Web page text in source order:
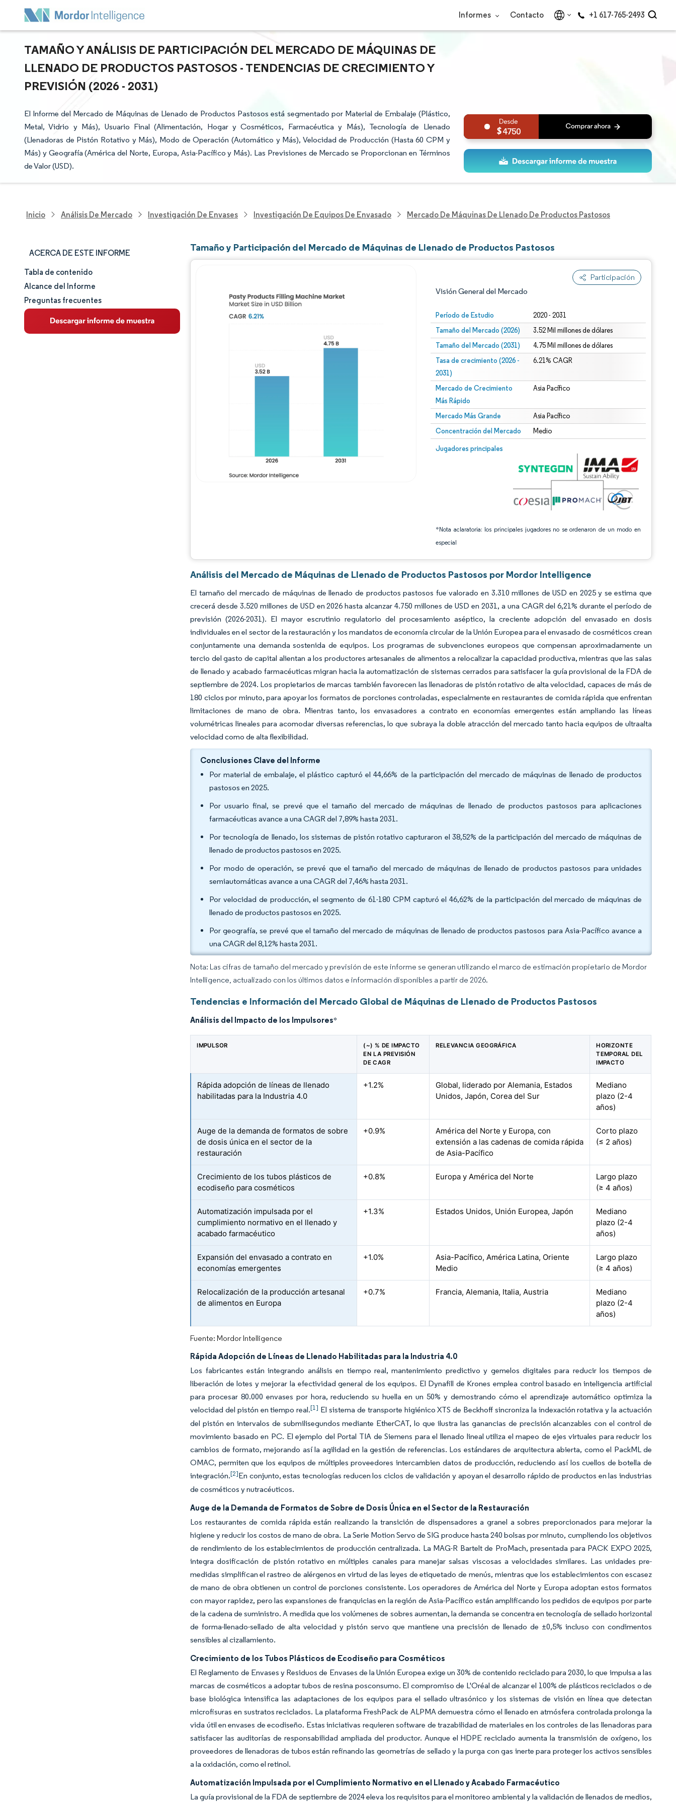
Informes Contacto +1 617-765-2493
TAMAÑO Y ANÁLISIS DE PARTICIPACIÓN DEL MERCADO DE MÁQUINAS DE
LLENADO DE PRODUCTOS PASTOSOS - TENDENCIAS DE CRECIMIENTO Y
PREVISIÓN (2026 - 2031)
El Informe del Mercado de Máquinas de Llenado de Productos Pastosos está segmentado por Material de Embalaje (Plástico,
Metal, Vidrio y Más), Usuario Final (Alimentación, Hogar y Cosméticos, Farmacéutica y Más), Tecnología de Llenado
(Llenadoras de Pistón Rotativo y Más), Modo de Operación (Automático y Más), Velocidad de Producción (Hasta 60 CPM y
Más) y Geografía (América del Norte, Europa, Asia-Pacífico y Más). Las Previsiones de Mercado se Proporcionan en Términos
de Valor (USD).
4750
Inicio Análisis De Mercado Investigación De Envases Investigación De Equipos De Envasado Mercado De Máquinas De Llenado De Productos Pastosos
ACERCA DE ESTE INFORME
Tamaño y cuota de mercado
Análisis de mercado
Tendencias e ideas
Tabla de contenido
Alcance del Informe
Preguntas frecuentes
Tamaño y Participación del Mercado de Máquinas de Llenado de Productos Pastosos
Participación
Visión General del Mercado
Período de Estudio 2020 - 2031
Tamaño del Mercado (2026) 3.52 Mil millones de dólares
Tamaño del Mercado (2031) 4.75 Mil millones de dólares
Tasa de crecimiento (2026 -
2031)
6.21% CAGR
Mercado de Crecimiento
Más Rápido
Asia Pacífico
Mercado Más Grande Asia Pacífico
Concentración del Mercado Medio
Jugadores principales
*Nota aclaratoria: los principales jugadores no se ordenaron de un modo en
especial
Imagen © Mordor Intelligence. El uso requiere atribución según CC BY 4.0.
Imagen © Mordor Intelligence. El uso requiere atribución según CC BY 4.0.
Análisis del Mercado de Máquinas de Llenado de Productos Pastosos por Mordor Intelligence
El tamaño del mercado de máquinas de llenado de productos pastosos fue valorado en 3.310 millones de USD en 2025 y se estima que
crecerá desde 3.520 millones de USD en 2026 hasta alcanzar 4.750 millones de USD en 2031, a una CAGR del 6,21% durante el período de
previsión (2026-2031). El mayor escrutinio regulatorio del procesamiento aséptico, la creciente adopción del envasado en dosis
individuales en el sector de la restauración y los mandatos de economía circular de la Unión Europea para el envasado de cosméticos crean
conjuntamente una demanda sostenida de equipos. Los programas de subvenciones europeos que compensan aproximadamente un
tercio del gasto de capital alientan a los productores artesanales de alimentos a relocalizar la capacidad productiva, mientras que las salas
de llenado y acabado farmacéuticas migran hacia la automatización de sistemas cerrados para satisfacer la guía provisional de la FDA de
septiembre de 2024. Los propietarios de marcas también favorecen las llenadoras de pistón rotativo de alta velocidad, capaces de más de
180 ciclos por minuto, para apoyar los formatos de porciones controladas, especialmente en restaurantes de comida rápida que enfrentan
limitaciones de mano de obra. Mientras tanto, los envasadores a contrato en economías emergentes están ampliando las líneas
volumétricas lineales para acomodar diversas referencias, lo que subraya la doble atracción del mercado tanto hacia equipos de ultraalta
velocidad como de alta flexibilidad.
Conclusiones Clave del Informe
Por material de embalaje, el plástico capturó el 44,66% de la participación del mercado de máquinas de llenado de productos
pastosos en 2025.
Por usuario final, se prevé que el tamaño del mercado de máquinas de llenado de productos pastosos para aplicaciones
farmacéuticas avance a una CAGR del 7,89% hasta 2031.
Por tecnología de llenado, los sistemas de pistón rotativo capturaron el 38,52% de la participación del mercado de máquinas de
llenado de productos pastosos en 2025.
Por modo de operación, se prevé que el tamaño del mercado de máquinas de llenado de productos pastosos para unidades
semiautomáticas avance a una CAGR del 7,46% hasta 2031.
Por velocidad de producción, el segmento de 61-180 CPM capturó el 46,62% de la participación del mercado de máquinas de
llenado de productos pastosos en 2025.
Por geografía, se prevé que el tamaño del mercado de máquinas de llenado de productos pastosos para Asia-Pacífico avance a
una CAGR del 8,12% hasta 2031.
Nota: Las cifras de tamaño del mercado y previsión de este informe se generan utilizando el marco de estimación propietario de Mordor
Intelligence, actualizado con los últimos datos e información disponibles a partir de 2026.
Tendencias e Información del Mercado Global de Máquinas de Llenado de Productos Pastosos
Análisis del Impacto de los Impulsores*
IMPULSOR
(~) % DE IMPACTO
EN LA PREVISIÓN
DE CAGR
RELEVANCIA GEOGRÁFICA
HORIZONTE
TEMPORAL DEL
IMPACTO
Rápida adopción de líneas de llenado
habilitadas para la Industria 4.0
+1.2%
Global, liderado por Alemania, Estados
Unidos, Japón, Corea del Sur
Mediano
plazo (2-4
años)
Auge de la demanda de formatos de sobre
de dosis única en el sector de la
restauración
+0.9%
América del Norte y Europa, con
extensión a las cadenas de comida rápida
de Asia-Pacífico
Corto plazo
(≤ 2 años)
Crecimiento de los tubos plásticos de
ecodiseño para cosméticos
+0.8% Europa y América del Norte
Largo plazo
(≥ 4 años)
Automatización impulsada por el
cumplimiento normativo en el llenado y
acabado farmacéutico
+1.3% Estados Unidos, Unión Europea, Japón
Mediano
plazo (2-4
años)
Expansión del envasado a contrato en
economías emergentes
+1.0%
Asia-Pacífico, América Latina, Oriente
Medio
Largo plazo
(≥ 4 años)
Relocalización de la producción artesanal
de alimentos en Europa
+0.7% Francia, Alemania, Italia, Austria
Mediano
plazo (2-4
años)
Fuente: Mordor Intelligence
Rápida Adopción de Líneas de Llenado Habilitadas para la Industria 4.0
Los fabricantes están integrando análisis en tiempo real, mantenimiento predictivo y gemelos digitales para reducir los tiempos de
liberación de lotes y mejorar la efectividad general de los equipos. El Dynafill de Krones emplea control basado en inteligencia artificial
para procesar 80.000 envases por hora, reduciendo su huella en un 50% y demostrando cómo el aprendizaje automático optimiza la
velocidad del pistón en tiempo real.[1] El sistema de transporte higiénico XTS de Beckhoff sincroniza la indexación rotativa y la actuación
del pistón en intervalos de submilisegundos mediante EtherCAT, lo que ilustra las ganancias de precisión alcanzables con el control de
movimiento basado en PC. El ejemplo del Portal TIA de Siemens para el llenado lineal utiliza el mapeo de ejes virtuales para reducir los
cambios de formato, mejorando así la agilidad en la gestión de referencias. Los estándares de arquitectura abierta, como el PackML de
OMAC, permiten que los equipos de múltiples proveedores intercambien datos de producción, reduciendo así los cuellos de botella de
integración.[2]En conjunto, estas tecnologías reducen los ciclos de validación y apoyan el desarrollo rápido de productos en las industrias
de cosméticos y nutracéuticos.
Auge de la Demanda de Formatos de Sobre de Dosis Única en el Sector de la Restauración
Los restaurantes de comida rápida están realizando la transición de dispensadores a granel a sobres preporcionados para mejorar la
higiene y reducir los costos de mano de obra. La Serie Motion Servo de SIG produce hasta 240 bolsas por minuto, cumpliendo los objetivos
de rendimiento de los establecimientos de producción centralizada. La MAG-R Bartelt de ProMach, presentada para PACK EXPO 2025,
integra dosificación de pistón rotativo en múltiples canales para manejar salsas viscosas a velocidades similares. Las unidades pre-
medidas simplifican el rastreo de alérgenos en virtud de las leyes de etiquetado de menús, mientras que los establecimientos con escasez
de mano de obra obtienen un control de porciones consistente. Los operadores de América del Norte y Europa adoptan estos formatos
con mayor rapidez, pero las expansiones de franquicias en la región de Asia-Pacífico están amplificando los pedidos de equipos por parte
de la cadena de suministro. A medida que los volúmenes de sobres aumentan, la demanda se concentra en tecnología de sellado horizontal
de forma-llenado-sellado de alta velocidad y pistón servo que mantiene una precisión de llenado de ±0,5% incluso con condimentos
sensibles al cizallamiento.
Crecimiento de los Tubos Plásticos de Ecodiseño para Cosméticos
El Reglamento de Envases y Residuos de Envases de la Unión Europea exige un 30% de contenido reciclado para 2030, lo que impulsa a las
marcas de cosméticos a adoptar tubos de resina posconsumo. El compromiso de L'Oréal de alcanzar el 100% de plásticos reciclados o de
base biológica intensifica las adaptaciones de los equipos para el sellado ultrasónico y los sistemas de visión en línea que detectan
microfisuras en sustratos reciclados. La plataforma FreshPack de ALPMA demuestra cómo el llenado en atmósfera controlada prolonga la
vida útil en envases de ecodiseño. Estas iniciativas requieren software de trazabilidad de materiales en los controles de las llenadoras para
satisfacer las auditorías de responsabilidad ampliada del productor. Aunque el HDPE reciclado aumenta la transmisión de oxígeno, los
proveedores de llenadoras de tubos están refinando las geometrías de sellado y la purga con gas inerte para proteger los activos sensibles
a la oxidación, como el retinol.
Automatización Impulsada por el Cumplimiento Normativo en el Llenado y Acabado Farmacéutico
La guía provisional de la FDA de septiembre de 2024 eleva los requisitos para el monitoreo ambiental y la validación de llenados de medios,